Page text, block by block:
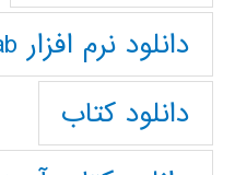
دانلود نرم افزار Matlab
دانلود کتاب